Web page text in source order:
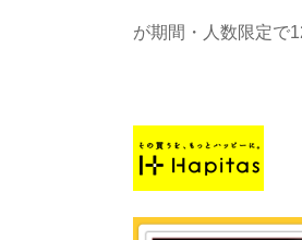
が期間・人数限定で